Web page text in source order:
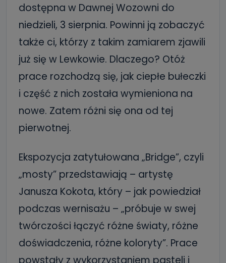
dostępna w Dawnej Wozowni do
niedzieli, 3 sierpnia. Powinni ją zobaczyć
także ci, którzy z takim zamiarem zjawili
już się w Lewkowie. Dlaczego? Otóż
prace rozchodzą się, jak ciepłe bułeczki
i część z nich została wymieniona na
nowe. Zatem różni się ona od tej
pierwotnej.
Ekspozycja zatytułowana „Bridge”, czyli
„mosty” przedstawiają – artystę
Janusza Kokota, który – jak powiedział
podczas wernisażu – „próbuje w swej
twórczości łączyć różne światy, różne
doświadczenia, różne koloryty”. Prace
powstały z wykorzystaniem pasteli i